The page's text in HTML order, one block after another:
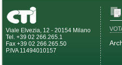
Viale Elvezia, 12 - 20154 Milano
Tel. +39 02 266.265.1
Fax +39 02 266.265.50
P.IVA 11494010157